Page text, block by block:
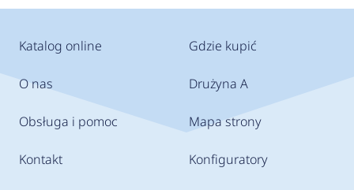
Katalog online
O nas
Obsługa i pomoc
Kontakt
Gdzie kupić
Drużyna A
Mapa strony
Konfiguratory